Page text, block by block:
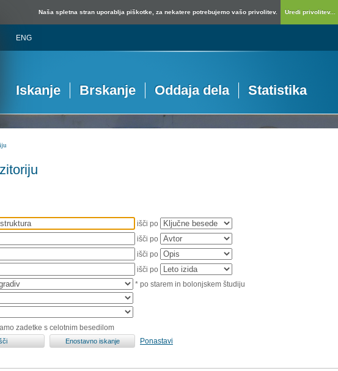
Naša spletna stran uporablja piškotke, za nekatere potrebujemo vašo privolitev. Uredi privolitev...
ENG
Iskanje Brskanje Oddaja dela Statistika
išči po
išči po
išči po
išči po
* po starem in bolonjskem študiju
zadetke s celotnim besedilom
Ponastavi